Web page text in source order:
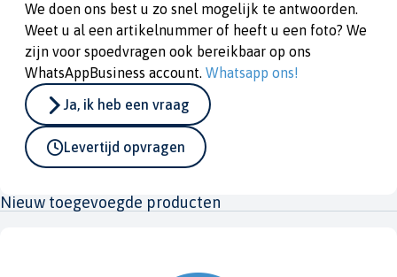
We doen ons best u zo snel mogelijk te antwoorden.
Weet u al een artikelnummer of heeft u een foto? We
zijn voor spoedvragen ook bereikbaar op ons
WhatsAppBusiness account. Whatsapp ons!
Ja, ik heb een vraag
Levertijd opvragen
Nieuw toegevoegde producten